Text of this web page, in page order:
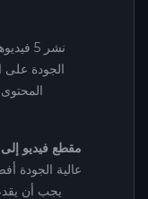
نشر 5
مقطع فيديو